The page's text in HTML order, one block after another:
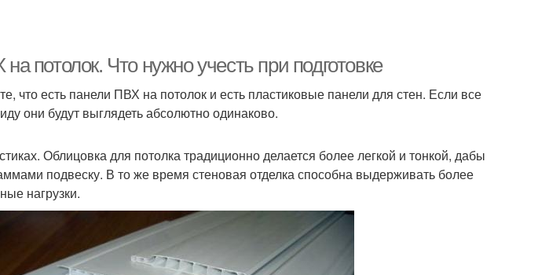
потолок. Что нужно учесть при подготовке
что есть панели ПВХ на потолок и есть пластиковые панели для стен. Если все
они будут выглядеть абсолютно одинаково.
Облицовка для потолка традиционно делается более легкой и тонкой, дабы
подвеску. В то же время стеновая отделка способна выдерживать более
нагрузки.